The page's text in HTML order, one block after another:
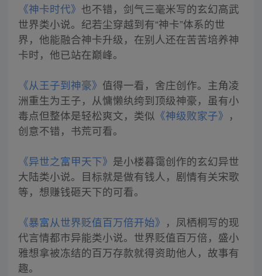
《神卡时代》 也不错，剑气三毫米写的玄幻高武
世界类小说。纪若尘穿越到有“神卡”体系的世
界，他能融合神卡升级，在别人还在苦苦培养神
卡时，他已站在巅峰。
《从王子到神豪》 值得一看，舍庄创作。主角凌
洲重生为王子，从慵懒纨绔到顶级神豪，虽有小
毒点但整体是轻松爽文，类似 《神级败家子》 ，
创意不错，书荒可看。
《异世之富甲天下》 是小楼暮霭创作的玄幻异世
大陆类小说。目标就是做有钱人，剧情有关宋歌
等，想赚钱砸天下的可看。
《暴富从世界贬值百万倍开始》 ，凤栖桐写的现
代言情都市异能类小说。世界贬值百万倍，盛小
雅想拿被冻结的百万存款就得资助他人，故事有
趣。